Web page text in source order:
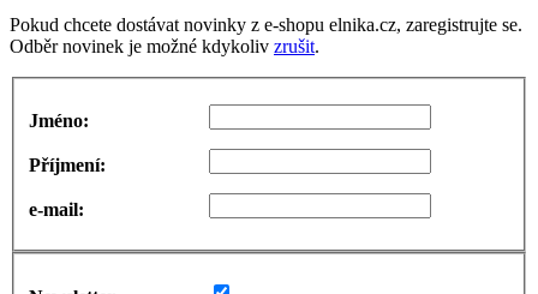
Pokud chcete dostávat novinky z e-shopu elnika.cz, zaregistrujte se.
Odběr novinek je možné kdykoliv zrušit.
Jméno:
Příjmení:
e-mail: